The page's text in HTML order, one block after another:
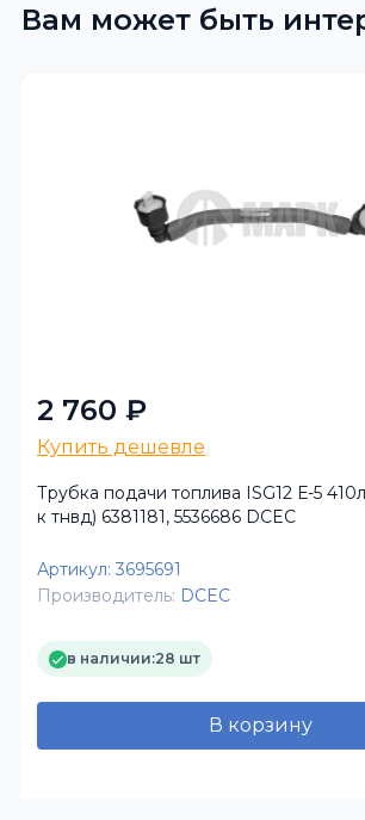
Вам может быть
2 760 ₽
Купить дешевле
Трубка подачи топлива ISG12 Е-5
к тнвд) 6381181, 5536686 DCEC
Артикул: 3695691
Производитель: DCEC
в наличии:28 шт
В корзину